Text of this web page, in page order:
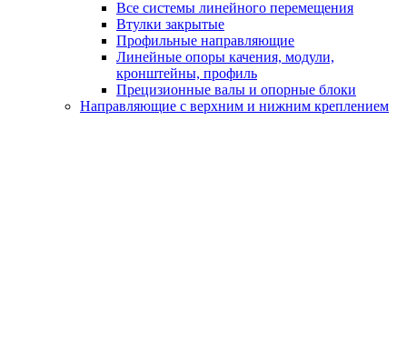
Все системы линейного перемещения
Втулки закрытые
Профильные направляющие
Линейные опоры качения, модули,
кронштейны, профиль
Прецизионные валы и опорные блоки
Направляющие с верхним и нижним креплением